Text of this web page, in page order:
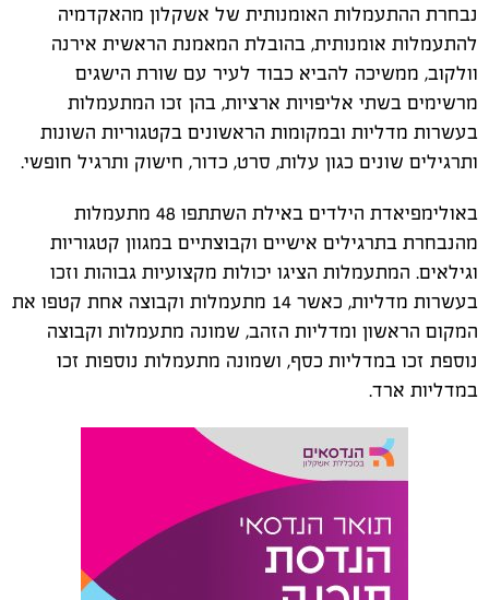
נבחרת ההתעמלות האומנותית של אשקלון מהאקדמיה
להתעמלות אומנותית, בהובלת המאמנת הראשית אירנה
וולקוב, ממשיכה להביא כבוד לעיר עם שורת הישגים
מרשימים בשתי אליפויות ארציות, בהן זכו המתעמלות
בעשרות מדליות ובמקומות הראשונים בקטגוריות השונות
ותרגילים שונים כגון עלות, סרט, כדור, חישוק ותרגיל חופשי.
באולימפיאדת הילדים באילת השתתפו 48 מתעמלות
מהנבחרת בתרגילים אישיים וקבוצתיים במגוון קטגוריות
וגילאים. המתעמלות הציגו יכולות מקצועיות גבוהות וזכו
בעשרות מדליות, כאשר 14 מתעמלות וקבוצה אחת קטפו את
המקום הראשון ומדליות הזהב, שמונה מתעמלות וקבוצה
נוספת זכו במדליות כסף, ושמונה מתעמלות נוספות זכו
במדליות ארד.